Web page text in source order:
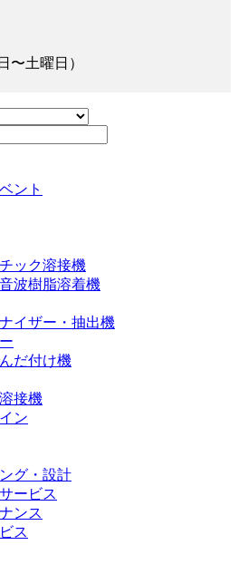
〜土曜日）
ント
ック溶接機
波樹脂溶着機
イザー・抽出機
だ付け機
接機
ン
グ・設計
ービス
ンス
ス